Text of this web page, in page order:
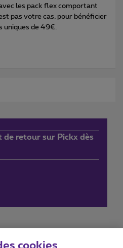
les pack flex comportant
pas votre cas, pour bénéficier
uniques de 49€.
retour sur Pickx dès
cookies